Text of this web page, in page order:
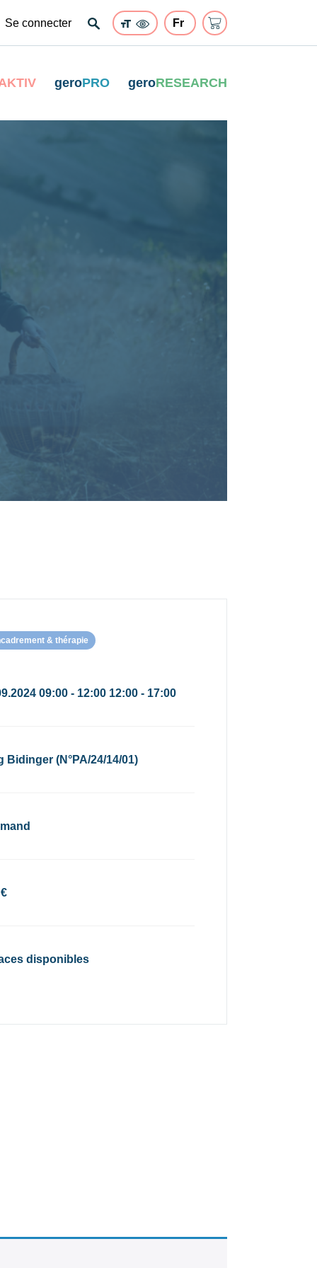
Se connecter
geroPRO geroRESEARCH
& thérapie
09:00 - 12:00 12:00 - 17:00
Bidinger (N°PA/24/14/01)
disponibles